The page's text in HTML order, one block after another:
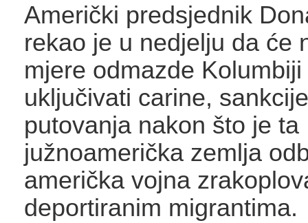
Američki predsjednik
rekao je u nedjelju da će
mjere odmazde
uključivati carine,
putovanja nakon što je ta
južnoamerička zemlja
američka vojna
deportiranim migrantima.